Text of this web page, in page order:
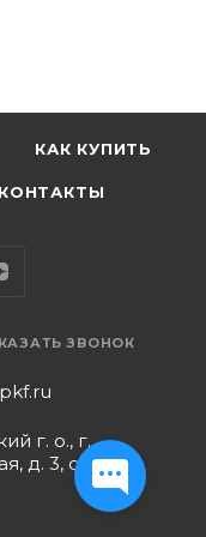
КАК КУПИТЬ
КОНТАКТЫ
ЗВОНОК
г. о., г.
д. 3, стр. 1,